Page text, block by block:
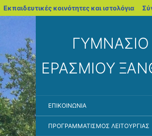
Εκπαιδευτικές κοινότητες και ιστολόγια
ΓΥΜΝΑΣΙΟ
ΕΡΑΣΜΙΟΥ
ΕΠΙΚΟΙΝΩΝΙΑ
ΠΡΟΓΡΑΜΜΑΤΙΣΜΟΣ ΛΕΙΤΟΥΡΓΙΑΣ